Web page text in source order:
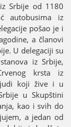
Srbiјe od 1180
autobusima iz
pošao јe i
a članovi
U delegaciјi su
iz Srbiјe,
krsta iz
koјi žive i u
u Skupštini
kao i svih do
a јedan od